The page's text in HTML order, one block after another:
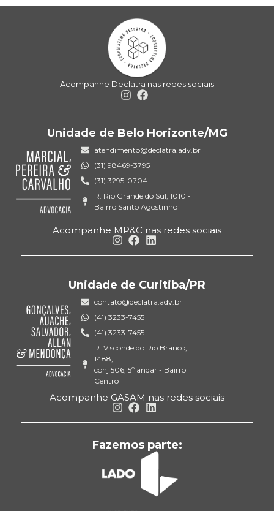
Acompanhe Declatra nas redes sociais
Unidade de Belo Horizonte/MG
atendimento@declatra.adv.br
(31) 98469-3795
(31) 3295-0704
R. Rio Grande do Sul, 1010 -
Bairro Santo Agostinho
Acompanhe MP&C nas redes sociais
Unidade de Curitiba/PR
contato@declatra.adv.br
(41) 3233-7455
(41) 3233-7455
R. Visconde do Rio Branco,
1488,
conj 506, 5º andar - Bairro
Centro
Acompanhe GASAM nas redes sociais
Fazemos parte: